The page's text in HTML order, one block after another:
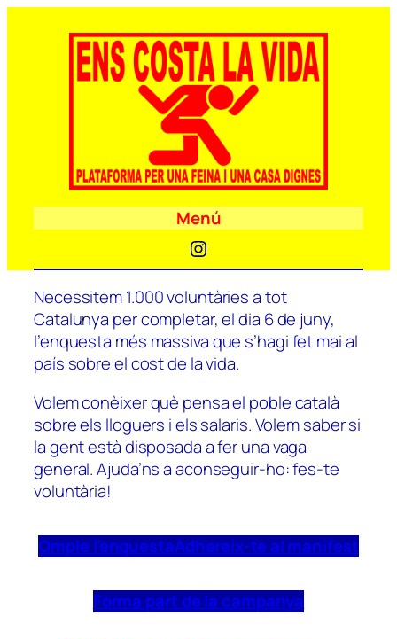
Menú
Instagram
Necessitem 1.000 voluntàries a tot
Catalunya per completar, el dia 6 de juny,
l’enquesta més massiva que s’hagi fet mai al
país sobre el cost de la vida.
Volem conèixer què pensa el poble català
sobre els lloguers i els salaris. Volem saber si
la gent està disposada a fer una vaga
general. Ajuda’ns a aconseguir-ho: fes-te
voluntària!
Omple l’enquestaAdhereix-te al manifest
Forma part de la campanya